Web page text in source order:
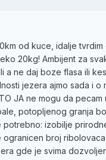
od kuce, idalje
20kg! Ambijent za
ne daj boze flasa ili
jezera ajmo sada i o
JA ne mogu da
potopljenog granja
potrebno: izobilje
broj
gde je svima